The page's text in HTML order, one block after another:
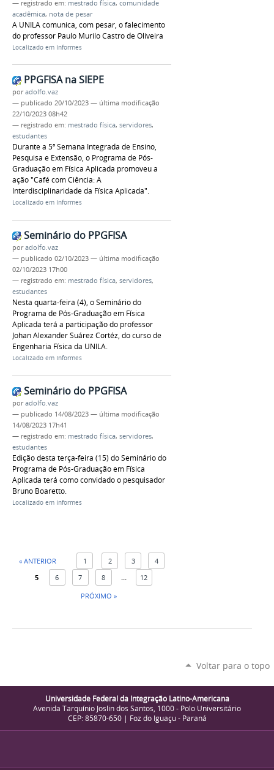
— registrado em: mestrado física, comunidade
acadêmica, nota de pesar
A UNILA comunica, com pesar, o falecimento
do professor Paulo Murilo Castro de Oliveira
Localizado em Informes
PPGFISA na SIEPE
poradolfo.vaz
— publicado 20/10/2023 — última modificação
22/10/2023 08h42
— registrado em: mestrado física, servidores,
estudantes
Durante a 5ª Semana Integrada de Ensino,
Pesquisa e Extensão, o Programa de Pós-
Graduação em Física Aplicada promoveu a
ação "Café com Ciência: A
Interdisciplinaridade da Física Aplicada".
Localizado em Informes
Seminário do PPGFISA
poradolfo.vaz
— publicado 02/10/2023 — última modificação
02/10/2023 17h00
— registrado em: mestrado física, servidores,
estudantes
Nesta quarta-feira (4), o Seminário do
Programa de Pós-Graduação em Física
Aplicada terá a participação do professor
Johan Alexander Suárez Cortéz, do curso de
Engenharia Física da UNILA.
Localizado em Informes
Seminário do PPGFISA
poradolfo.vaz
— publicado 14/08/2023 — última modificação
14/08/2023 17h41
— registrado em: mestrado física, servidores,
estudantes
Edição desta terça-feira (15) do Seminário do
Programa de Pós-Graduação em Física
Aplicada terá como convidado o pesquisador
Bruno Boaretto.
Localizado em Informes
« ANTERIOR 1 2 3
4
5
6 7 8
12
PRÓXIMO »
Voltar para o topo
Universidade Federal da Integração Latino-Americana
Avenida Tarquínio Joslin dos Santos, 1000 - Polo Universitário
CEP: 85870-650 | Foz do Iguaçu - Paraná